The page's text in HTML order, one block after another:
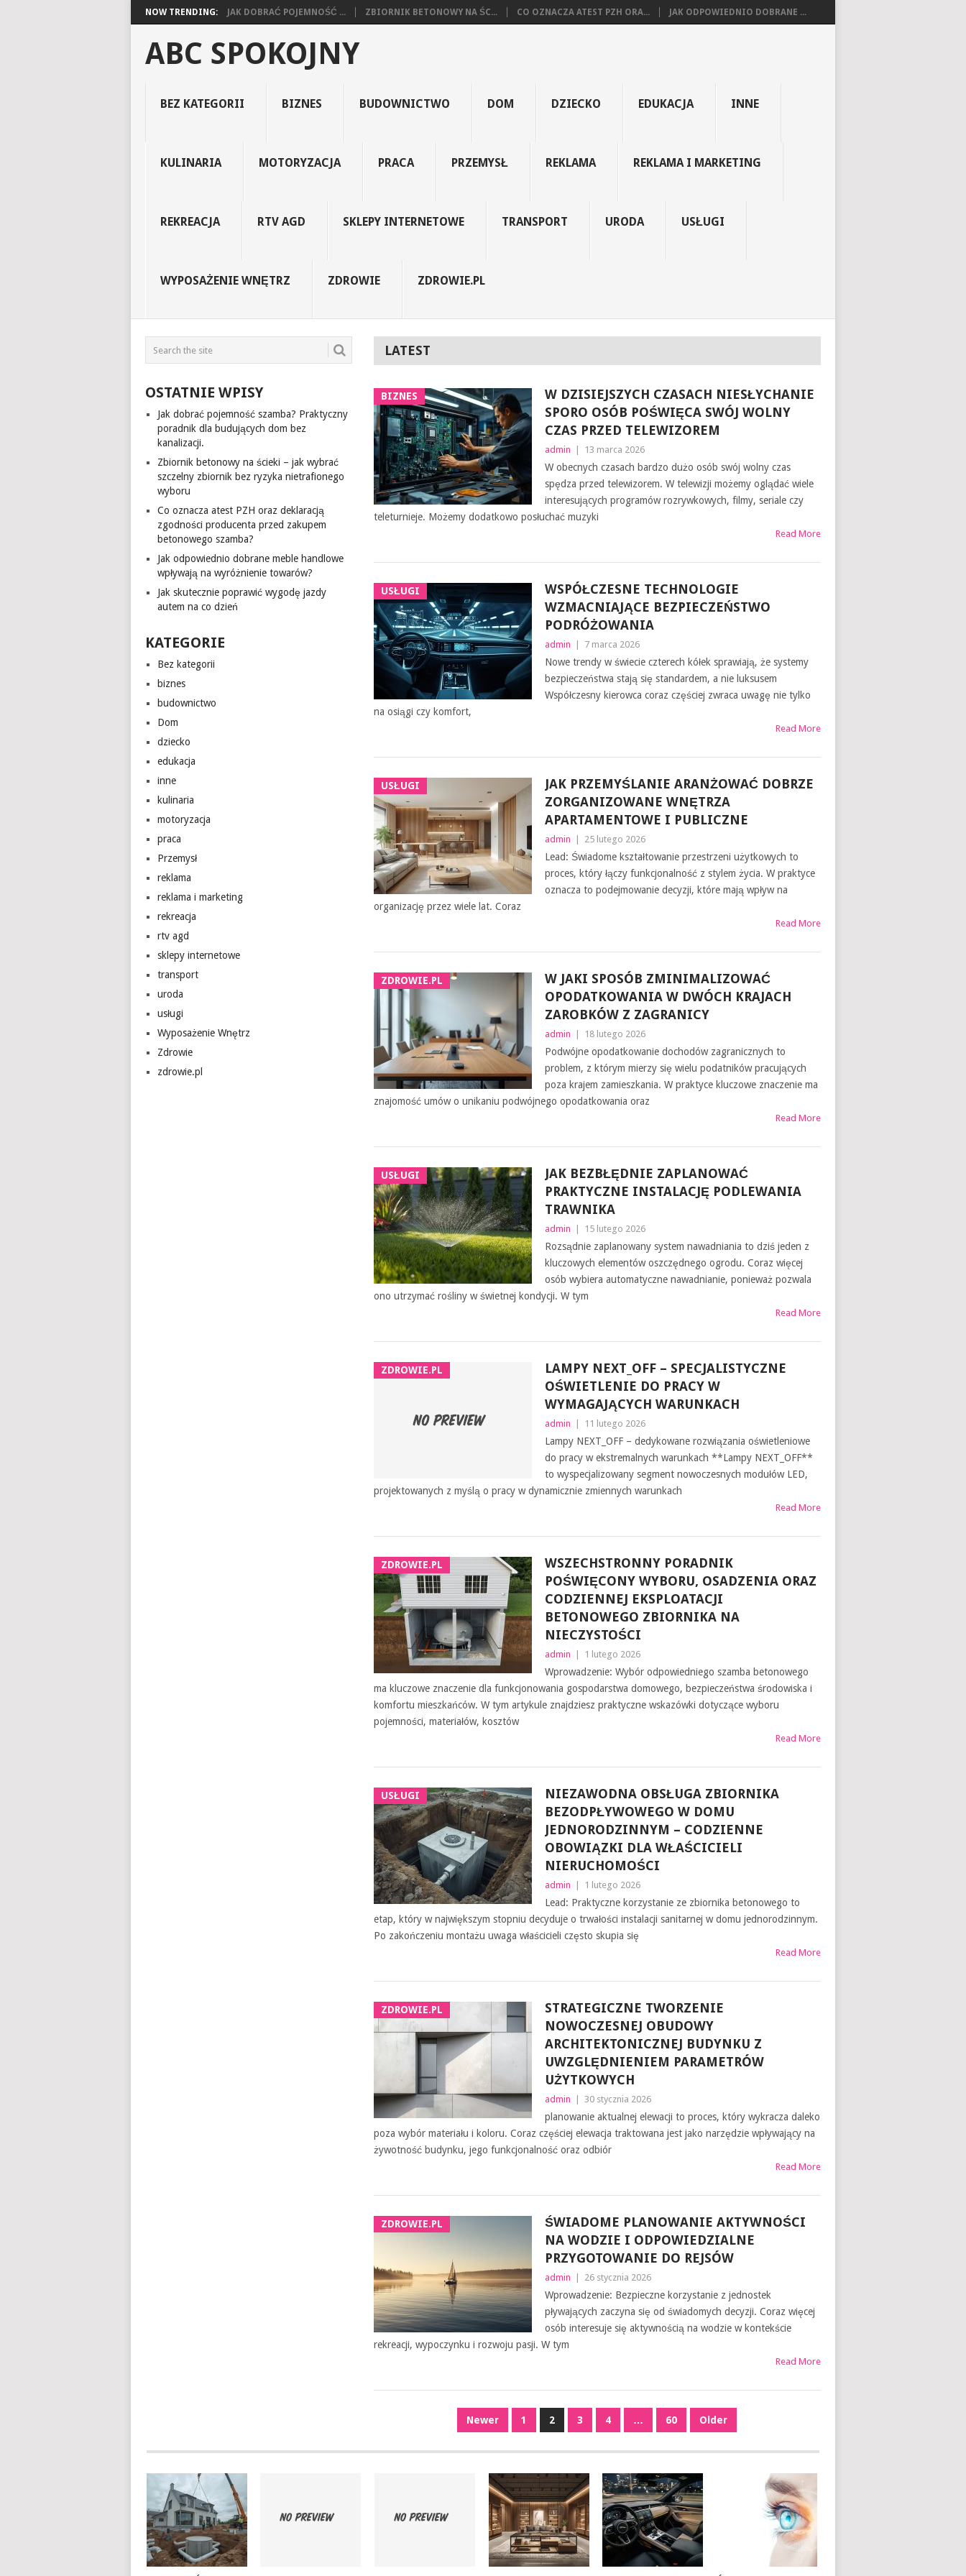
NOW TRENDING: JAK DOBRAĆ POJEMNOŚĆ ... ZBIORNIK BETONOWY NA ŚC... CO OZNACZA ATEST PZH ORA... JAK ODPOWIEDNIO DOBRANE ...
ABC SPOKOJNY
BEZ KATEGORII BIZNES BUDOWNICTWO DOM DZIECKO EDUKACJA INNE
KULINARIA MOTORYZACJA PRACA PRZEMYSŁ REKLAMA REKLAMA I MARKETING
REKREACJA RTV AGD SKLEPY INTERNETOWE TRANSPORT URODA USŁUGI
WYPOSAŻENIE WNĘTRZ ZDROWIE ZDROWIE.PL
LATEST
BIZNES
W DZISIEJSZYCH CZASACH NIESŁYCHANIE
SPORO OSÓB POŚWIĘCA SWÓJ WOLNY
CZAS PRZED TELEWIZOREM
admin 13 marca 2026
W obecnych czasach bardzo dużo osób swój wolny czas
spędza przed telewizorem. W telewizji możemy oglądać wiele
interesujących programów rozrywkowych, filmy, seriale czy
teleturnieje. Możemy dodatkowo posłuchać muzyki
Read More
USŁUGI
WSPÓŁCZESNE TECHNOLOGIE
WZMACNIAJĄCE BEZPIECZEŃSTWO
PODRÓŻOWANIA
admin 7 marca 2026
Nowe trendy w świecie czterech kółek sprawiają, że systemy
bezpieczeństwa stają się standardem, a nie luksusem
Współczesny kierowca coraz częściej zwraca uwagę nie tylko
na osiągi czy komfort,
Read More
USŁUGI
JAK PRZEMYŚLANIE ARANŻOWAĆ DOBRZE
ZORGANIZOWANE WNĘTRZA
APARTAMENTOWE I PUBLICZNE
admin 25 lutego 2026
Lead: Świadome kształtowanie przestrzeni użytkowych to
proces, który łączy funkcjonalność z stylem życia. W praktyce
oznacza to podejmowanie decyzji, które mają wpływ na
organizację przez wiele lat. Coraz
Read More
ZDROWIE.PL
W JAKI SPOSÓB ZMINIMALIZOWAĆ
OPODATKOWANIA W DWÓCH KRAJACH
ZAROBKÓW Z ZAGRANICY
admin 18 lutego 2026
Podwójne opodatkowanie dochodów zagranicznych to
problem, z którym mierzy się wielu podatników pracujących
poza krajem zamieszkania. W praktyce kluczowe znaczenie ma
znajomość umów o unikaniu podwójnego opodatkowania oraz
Read More
USŁUGI
JAK BEZBŁĘDNIE ZAPLANOWAĆ
PRAKTYCZNE INSTALACJĘ PODLEWANIA
TRAWNIKA
admin 15 lutego 2026
Rozsądnie zaplanowany system nawadniania to dziś jeden z
kluczowych elementów oszczędnego ogrodu. Coraz więcej
osób wybiera automatyczne nawadnianie, ponieważ pozwala
ono utrzymać rośliny w świetnej kondycji. W tym
Read More
ZDROWIE.PL
LAMPY NEXT_OFF – SPECJALISTYCZNE
OŚWIETLENIE DO PRACY W
WYMAGAJĄCYCH WARUNKACH
admin 11 lutego 2026
Lampy NEXT_OFF – dedykowane rozwiązania oświetleniowe
do pracy w ekstremalnych warunkach **Lampy NEXT_OFF**
to wyspecjalizowany segment nowoczesnych modułów LED,
projektowanych z myślą o pracy w dynamicznie zmiennych warunkach
Read More
ZDROWIE.PL
WSZECHSTRONNY PORADNIK
POŚWIĘCONY WYBORU, OSADZENIA ORAZ
CODZIENNEJ EKSPLOATACJI
BETONOWEGO ZBIORNIKA NA
NIECZYSTOŚCI
admin 1 lutego 2026
Wprowadzenie: Wybór odpowiedniego szamba betonowego
ma kluczowe znaczenie dla funkcjonowania gospodarstwa domowego, bezpieczeństwa środowiska i
komfortu mieszkańców. W tym artykule znajdziesz praktyczne wskazówki dotyczące wyboru
pojemności, materiałów, kosztów
Read More
USŁUGI
NIEZAWODNA OBSŁUGA ZBIORNIKA
BEZODPŁYWOWEGO W DOMU
JEDNORODZINNYM – CODZIENNE
OBOWIĄZKI DLA WŁAŚCICIELI
NIERUCHOMOŚCI
admin 1 lutego 2026
Lead: Praktyczne korzystanie ze zbiornika betonowego to
etap, który w największym stopniu decyduje o trwałości instalacji sanitarnej w domu jednorodzinnym.
Po zakończeniu montażu uwaga właścicieli często skupia się
Read More
ZDROWIE.PL
STRATEGICZNE TWORZENIE
NOWOCZESNEJ OBUDOWY
ARCHITEKTONICZNEJ BUDYNKU Z
UWZGLĘDNIENIEM PARAMETRÓW
UŻYTKOWYCH
admin 30 stycznia 2026
planowanie aktualnej elewacji to proces, który wykracza daleko
poza wybór materiału i koloru. Coraz częściej elewacja traktowana jest jako narzędzie wpływający na
żywotność budynku, jego funkcjonalność oraz odbiór
Read More
ZDROWIE.PL
ŚWIADOME PLANOWANIE AKTYWNOŚCI
NA WODZIE I ODPOWIEDZIALNE
PRZYGOTOWANIE DO REJSÓW
admin 26 stycznia 2026
Wprowadzenie: Bezpieczne korzystanie z jednostek
pływających zaczyna się od świadomych decyzji. Coraz więcej
osób interesuje się aktywnością na wodzie w kontekście
rekreacji, wypoczynku i rozwoju pasji. W tym
Read More
NAWIGACJANewer 1 2 3 4 … 60 Older
OSTATNIE WPISY
Jak dobrać pojemność szamba? Praktyczny
poradnik dla budujących dom bez
kanalizacji.
Zbiornik betonowy na ścieki – jak wybrać
szczelny zbiornik bez ryzyka nietrafionego
wyboru
Co oznacza atest PZH oraz deklaracją
zgodności producenta przed zakupem
betonowego szamba?
Jak odpowiednio dobrane meble handlowe
wpływają na wyróżnienie towarów?
Jak skutecznie poprawić wygodę jazdy
autem na co dzień
KATEGORIE
Bez kategorii
biznes
budownictwo
Dom
dziecko
edukacja
inne
kulinaria
motoryzacja
praca
Przemysł
reklama
reklama i marketing
rekreacja
rtv agd
sklepy internetowe
transport
uroda
usługi
Wyposażenie Wnętrz
Zdrowie
zdrowie.pl